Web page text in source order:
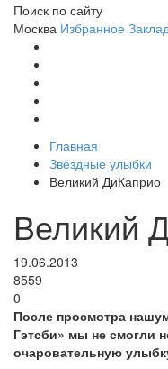
Поиск по сайту
Москва Избранное
Главная
Звёздные улыбки
Великий ДиКаприо
Великий
19.06.2013
8559
0
После просмотра
Гэтсби» мы не смогли
очаровательную